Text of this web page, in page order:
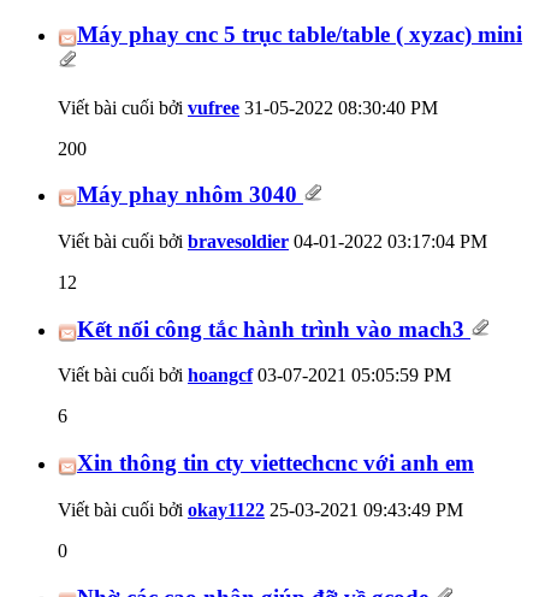
Máy phay cnc 5 trục table/table ( xyzac) mini
Viết bài cuối bởi vufree 31-05-2022 08:30:40 PM
200
Máy phay nhôm 3040
Viết bài cuối bởi bravesoldier 04-01-2022 03:17:04 PM
12
Kết nối công tắc hành trình vào mach3
Viết bài cuối bởi hoangcf03-07-2021 05:05:59 PM
6
Xin thông tin cty viettechcnc với anh em
Viết bài cuối bởi okay1122 25-03-2021 09:43:49 PM
0